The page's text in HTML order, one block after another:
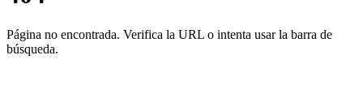
Página no encontrada. Verifica la URL o intenta usar la barra de
búsqueda.